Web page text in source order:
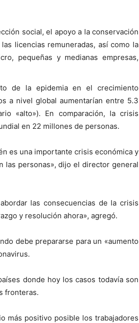
social, el apoyo a la conservación
licencias remuneradas, así como la
pequeñas y medianas empresas,
de la epidemia en el crecimiento
a nivel global aumentarían entre 5.3
«alto»). En comparación, la crisis
en 22 millones de personas.
es una importante crisis económica y
las personas», dijo el director general
las consecuencias de la crisis
y resolución ahora», agregó.
debe prepararse para un «aumento
donde hoy los casos todavía son
fronteras.
más positivo posible los trabajadores